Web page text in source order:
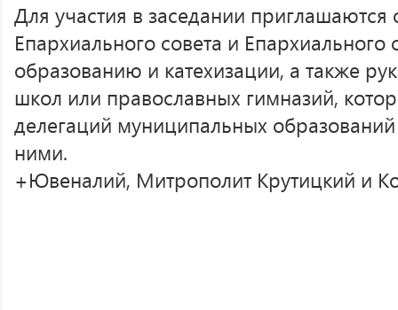
Для участия в заседании
Епархиального совета и
образованию и катехизации, а также
школ или православных гимназий,
делегаций муниципальных
ними.
+Ювеналий, Митрополит Крутицкий и